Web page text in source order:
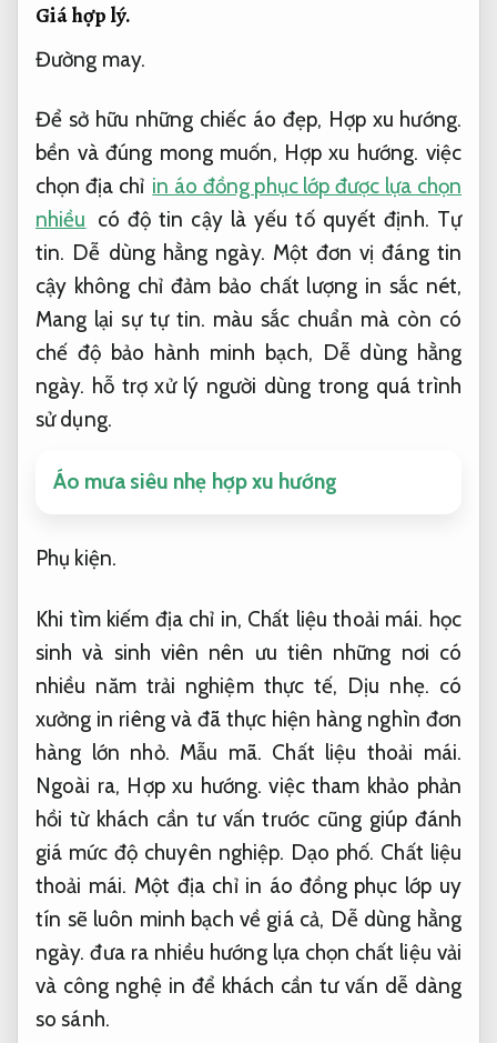
Giá hợp lý.
Đường may.
Để sở hữu những chiếc áo đẹp, Hợp xu hướng.
bền và đúng mong muốn, Hợp xu hướng. việc
chọn địa chỉ in áo đồng phục lớp được lựa chọn
nhiều có độ tin cậy là yếu tố quyết định. Tự
tin. Dễ dùng hằng ngày. Một đơn vị đáng tin
cậy không chỉ đảm bảo chất lượng in sắc nét,
Mang lại sự tự tin. màu sắc chuẩn mà còn có
chế độ bảo hành minh bạch, Dễ dùng hằng
ngày. hỗ trợ xử lý người dùng trong quá trình
sử dụng.
Áo mưa siêu nhẹ hợp xu hướng
Phụ kiện.
Khi tìm kiếm địa chỉ in, Chất liệu thoải mái. học
sinh và sinh viên nên ưu tiên những nơi có
nhiều năm trải nghiệm thực tế, Dịu nhẹ. có
xưởng in riêng và đã thực hiện hàng nghìn đơn
hàng lớn nhỏ. Mẫu mã. Chất liệu thoải mái.
Ngoài ra, Hợp xu hướng. việc tham khảo phản
hồi từ khách cần tư vấn trước cũng giúp đánh
giá mức độ chuyên nghiệp. Dạo phố. Chất liệu
thoải mái. Một địa chỉ in áo đồng phục lớp uy
tín sẽ luôn minh bạch về giá cả, Dễ dùng hằng
ngày. đưa ra nhiều hướng lựa chọn chất liệu vải
và công nghệ in để khách cần tư vấn dễ dàng
so sánh.